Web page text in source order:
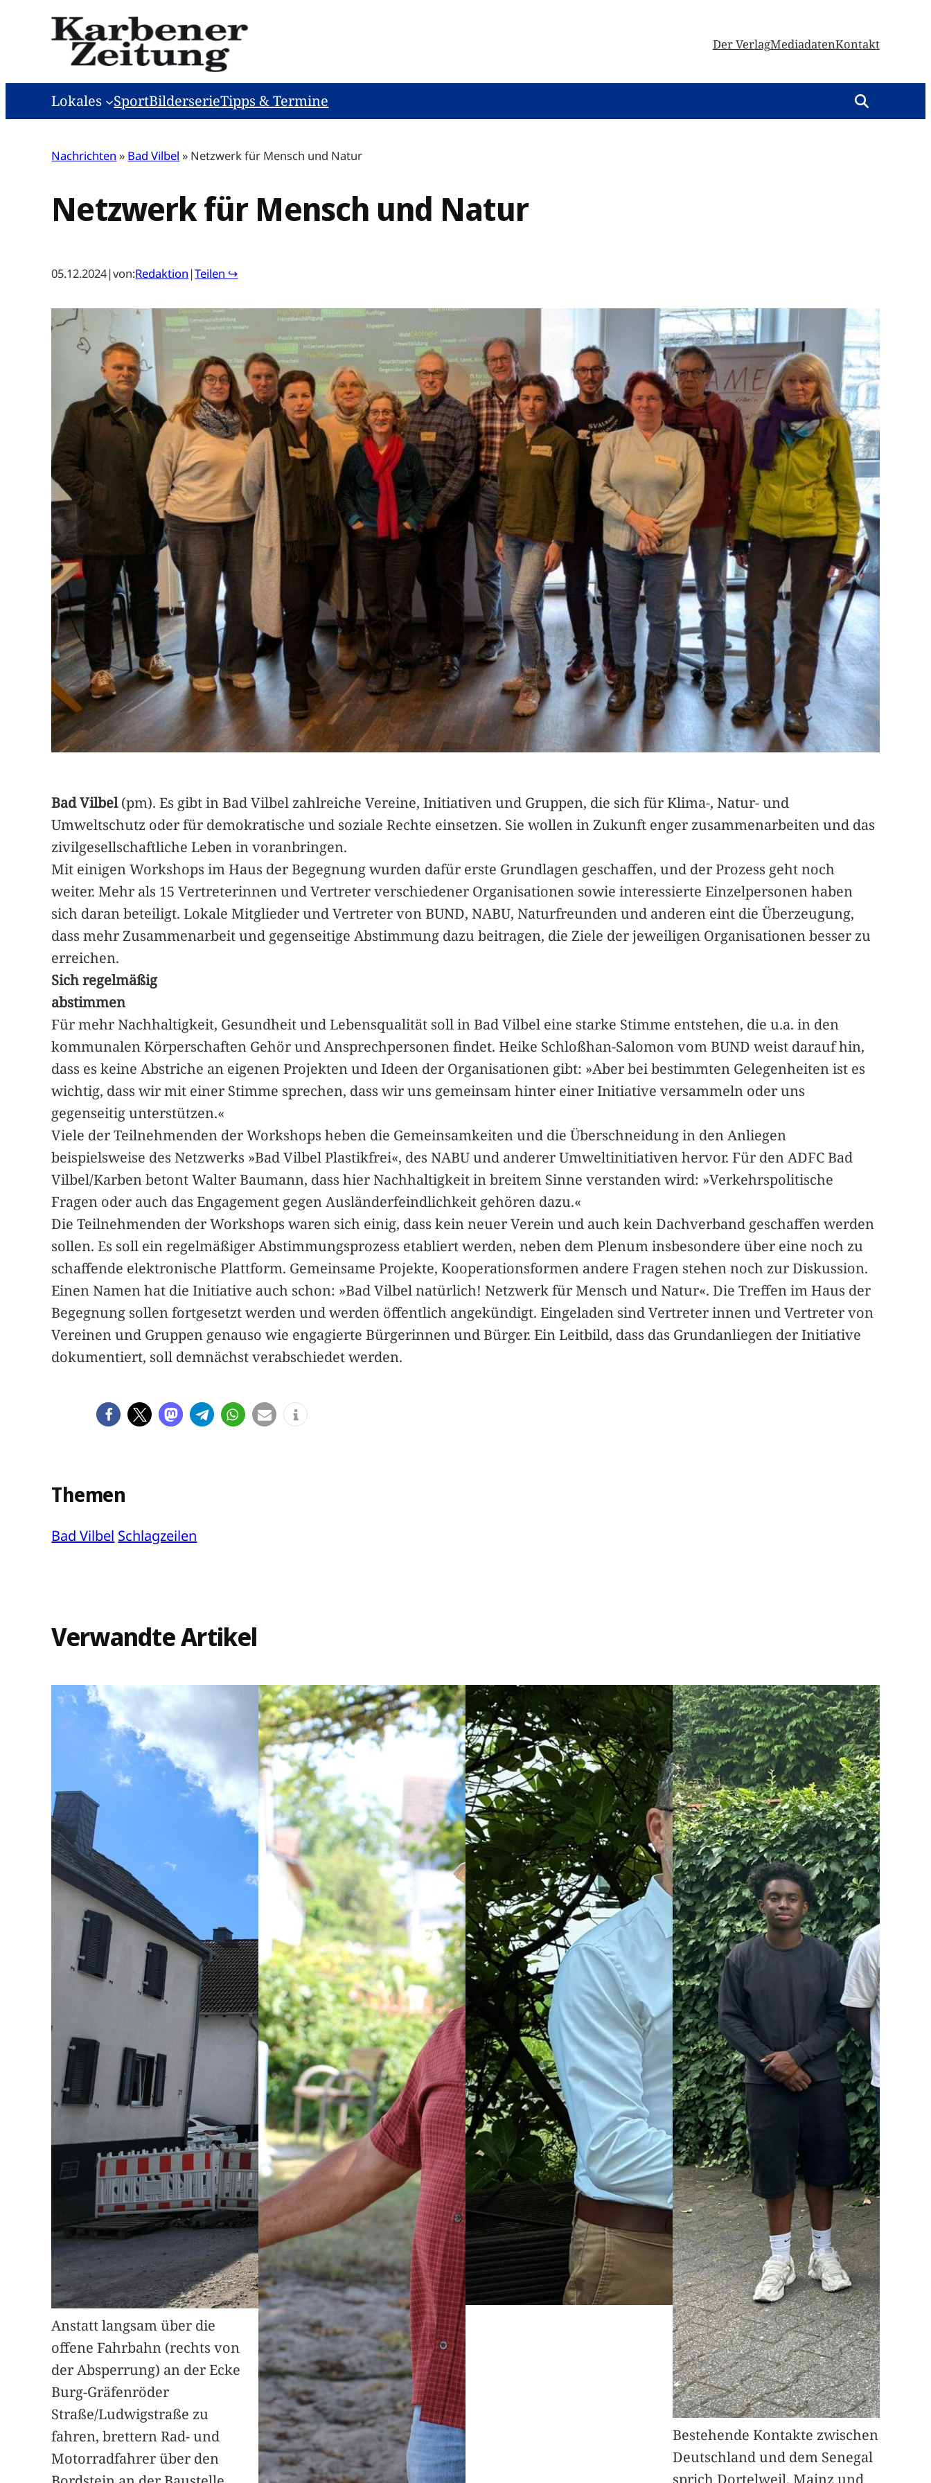
Der VerlagMediadatenKontakt
Lokales SportBilderserieTipps & Termine
Nachrichten » Bad Vilbel » Netzwerk für Mensch und Natur
Netzwerk für Mensch und Natur
05.12.2024|von:Redaktion |Teilen ↪
Bad Vilbel(pm). Es gibt in Bad Vilbel zahlreiche Vereine, Initiativen und Gruppen, die sich für Klima-, Natur- und
Umweltschutz oder für demokratische und soziale Rechte einsetzen. Sie wollen in Zukunft enger zusammenarbeiten und das
zivilgesellschaftliche Leben in voranbringen.
Mit einigen Workshops im Haus der Begegnung wurden dafür erste Grundlagen geschaffen, und der Prozess geht noch
weiter. Mehr als 15 Vertreterinnen und Vertreter verschiedener Organisationen sowie interessierte Einzelpersonen haben
sich daran beteiligt. Lokale Mitglieder und Vertreter von BUND, NABU, Naturfreunden und anderen eint die Überzeugung,
dass mehr Zusammenarbeit und gegenseitige Abstimmung dazu beitragen, die Ziele der jeweiligen Organisationen besser zu
erreichen.
Sich regelmäßig
abstimmen
Für mehr Nachhaltigkeit, Gesundheit und Lebensqualität soll in Bad Vilbel eine starke Stimme entstehen, die u.a. in den
kommunalen Körperschaften Gehör und Ansprechpersonen findet. Heike Schloßhan-Salomon vom BUND weist darauf hin,
dass es keine Abstriche an eigenen Projekten und Ideen der Organisationen gibt: »Aber bei bestimmten Gelegenheiten ist es
wichtig, dass wir mit einer Stimme sprechen, dass wir uns gemeinsam hinter einer Initiative versammeln oder uns
gegenseitig unterstützen.«
Viele der Teilnehmenden der Workshops heben die Gemeinsamkeiten und die Überschneidung in den Anliegen
beispielsweise des Netzwerks »Bad Vilbel Plastikfrei«, des NABU und anderer Umweltinitiativen hervor. Für den ADFC Bad
Vilbel/Karben betont Walter Baumann, dass hier Nachhaltigkeit in breitem Sinne verstanden wird: »Verkehrspolitische
Fragen oder auch das Engagement gegen Ausländerfeindlichkeit gehören dazu.«
Die Teilnehmenden der Workshops waren sich einig, dass kein neuer Verein und auch kein Dachverband geschaffen werden
sollen. Es soll ein regelmäßiger Abstimmungsprozess etabliert werden, neben dem Plenum insbesondere über eine noch zu
schaffende elektronische Plattform. Gemeinsame Projekte, Kooperationsformen andere Fragen stehen noch zur Diskussion.
Einen Namen hat die Initiative auch schon: »Bad Vilbel natürlich! Netzwerk für Mensch und Natur«. Die Treffen im Haus der
Begegnung sollen fortgesetzt werden und werden öffentlich angekündigt. Eingeladen sind Vertreter innen und Vertreter von
Vereinen und Gruppen genauso wie engagierte Bürgerinnen und Bürger. Ein Leitbild, dass das Grundanliegen der Initiative
dokumentiert, soll demnächst verabschiedet werden.
Themen
Bad Vilbel Schlagzeilen
Verwandte Artikel
Anstatt langsam über die
offene Fahrbahn (rechts von
der Absperrung) an der Ecke
Burg-Gräfenröder
Straße/Ludwigstraße zu
fahren, brettern Rad- und
Motorradfahrer über den
Bestehende Kontakte zwischen
Deutschland und dem Senegal